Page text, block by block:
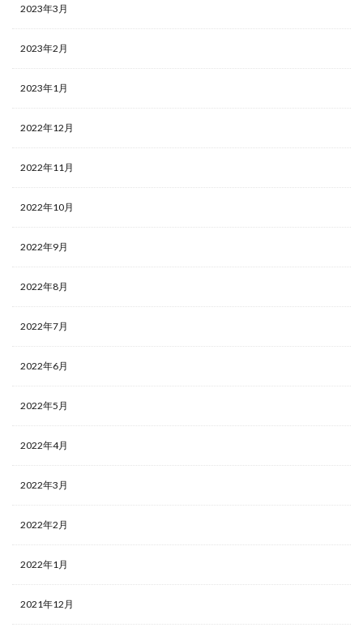
2023年3月
2023年2月
2023年1月
2022年12月
2022年11月
2022年10月
2022年9月
2022年8月
2022年7月
2022年6月
2022年5月
2022年4月
2022年3月
2022年2月
2022年1月
2021年12月